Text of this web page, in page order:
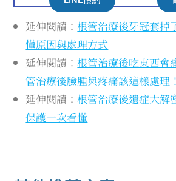
延伸閱讀：根管治療後牙冠套掉
懂原因與處理方式
延伸閱讀：根管治療後吃東西會
管治療後臉腫與疼痛該這樣處理！
延伸閱讀：根管治療後遺症大解
保護一次看懂